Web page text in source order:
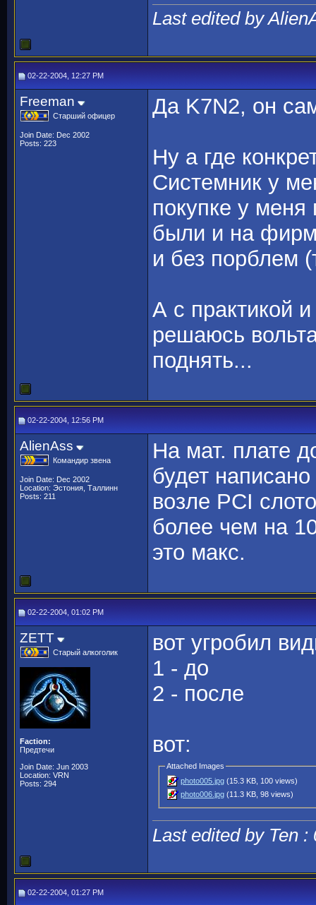
Last edited by
02-22-2004, 12:27 PM
Freeman
Старший офицер
Join Date: Dec 2002
Posts: 223
Да K7N2, он
Ну а где
Системник у
покупке у
были и на
и без порблем
А с практикой
решаюсь
поднять...
02-22-2004, 12:56 PM
AlienAss
Командир звена
Join Date: Dec 2002
Location: Эстония, Таллинн
Posts: 211
На мат. плате
будет
возле PCI
более чем на
это макс.
02-22-2004, 01:02 PM
ZETT
Старый алкоголик
Faction:
Предтечи
Join Date: Jun 2003
Location: VRN
Posts: 294
вот угробил
1 - до
2 - после
вот:
Attached Images
photo005.jpg (15.3 KB, 100 views)
photo006.jpg (11.3 KB, 98 views)
Last edited by Ten
02-22-2004, 01:27 PM